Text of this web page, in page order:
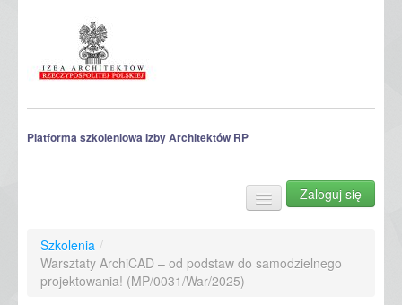
Platforma szkoleniowa Izby Architektów RP
Zaloguj się
Szkolenia /
Warsztaty ArchiCAD – od podstaw do samodzielnego
projektowania! (MP/0031/War/2025)